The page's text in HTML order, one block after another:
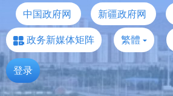
中国政府网 新疆政府网
政务新媒体矩阵
繁體
登录